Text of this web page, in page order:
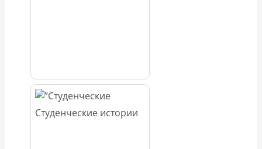
Студенческие истории